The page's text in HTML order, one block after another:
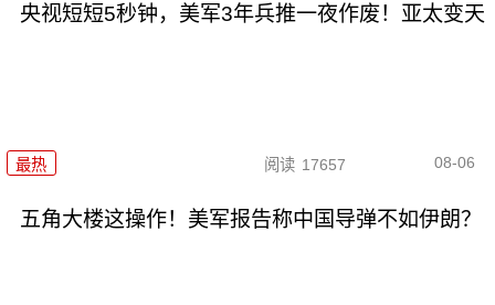
央视短短5秒钟，美军3年兵推一夜作废！亚太变天
最热 阅读 17657 08-06
五角大楼这操作！美军报告称中国导弹不如伊朗？